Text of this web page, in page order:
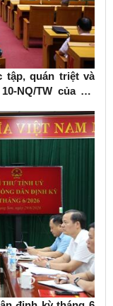
tập, quán triệt và
NQ/TW của Bộ